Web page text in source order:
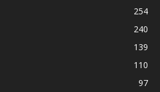
254
240
139
110
97